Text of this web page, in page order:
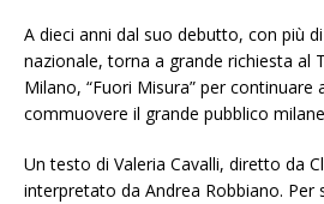
A dieci anni dal suo debutto, con più
nazionale, torna a grande richiesta al
Milano, “Fuori Misura” per continuare
commuovere il grande pubblico
Un testo di Valeria Cavalli, diretto da
interpretato da Andrea Robbiano. Per